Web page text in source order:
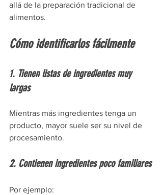
allá de la preparación tradicional de
alimentos.
Cómo identificarlos fácilmente
1. Tienen listas de ingredientes muy
largas
Mientras más ingredientes tenga un
producto, mayor suele ser su nivel de
procesamiento.
2. Contienen ingredientes poco familiares
Por ejemplo: